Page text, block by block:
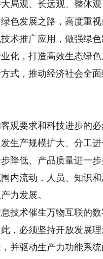
观、长远观、整体观
色发展之路，高度重
术推广应用，做强绿
化，打造高效生态绿
式，推动经济社会全
要求和科技进步的必
生产规模扩大、分工
降低、产品质量进一
内流动，人员、知识
力发展。
术催生万物互联的数
，必须坚持开放发展
并驱动生产力功能系